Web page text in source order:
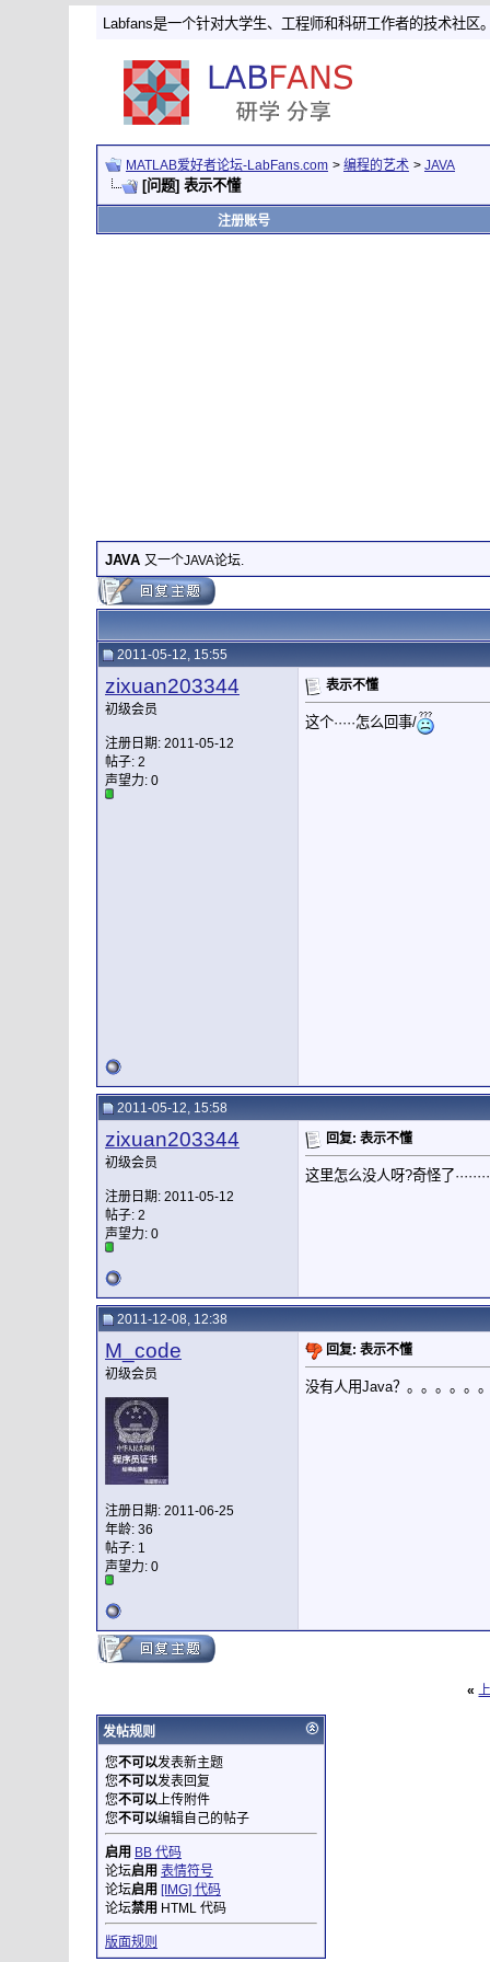
Labfans是一个针对大学生、工程师和科研工作者的技术社区
MATLAB爱好者论坛-LabFans.com > 编程的艺术 > JAVA
[问题] 表示不懂
注册账号
JAVA 又一个JAVA论坛.
2011-05-12, 15:55
zixuan203344
初级会员
注册日期: 2011-05-12
帖子: 2
声望力: 0
表示不懂
这个·····怎么回事/
2011-05-12, 15:58
zixuan203344
初级会员
注册日期: 2011-05-12
帖子: 2
声望力: 0
回复: 表示不懂
这里怎么没人呀?奇怪了
2011-12-08, 12:38
M_code
初级会员
注册日期: 2011-06-25
年龄: 36
帖子: 1
声望力: 0
回复: 表示不懂
没有人用Java？。。。。。
«
发帖规则
您不可以发表新主题
您不可以发表回复
您不可以上传附件
您不可以编辑自己的帖子
启用 BB 代码
论坛启用 表情符号
论坛启用 [IMG] 代码
论坛禁用 HTML 代码
版面规则